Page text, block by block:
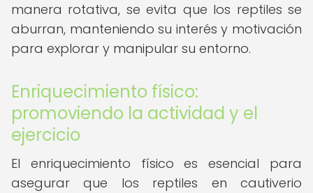
manera rotativa, se evita que los reptiles se
aburran, manteniendo su interés y motivación
para explorar y manipular su entorno.
Enriquecimiento físico:
promoviendo la actividad y el
ejercicio
El enriquecimiento físico es esencial para
asegurar que los reptiles en cautiverio